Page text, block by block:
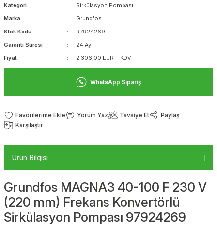
Kategori
Sirkülasyon Pompası
Marka
Grundfos
Stok Kodu
97924269
Garanti Süresi
24 Ay
Fiyat
2.306,00 EUR + KDV
WhatsApp Sipariş
Yorum Yaz Tavsiye Et
Paylaş
Karşılaştır
Ürün Bilgisi
Grundfos MAGNA3 40-100 F 230 V
(220 mm) Frekans Konvertörlü
Sirkülasyon Pompası 97924269